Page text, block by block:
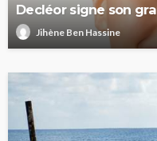
Decléor signe son
Jihène Ben Hassine